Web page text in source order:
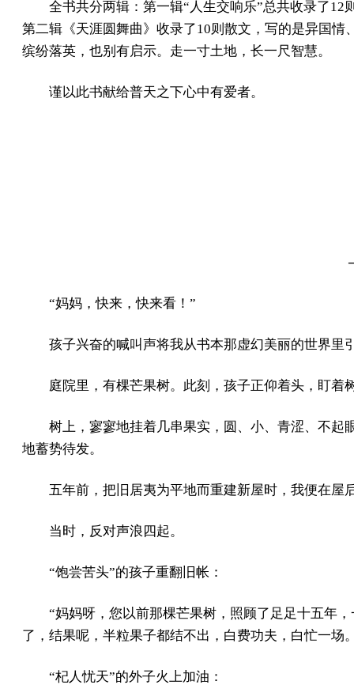
全书共分两辑：第一辑“人生交响乐”总共收录了12
第二辑《天涯圆舞曲》收录了10则散文，写的是异国
缤纷落英，也别有启示。走一寸土地，长一尺智慧。
谨以此书献给普天之下心中有爱者。
──
“妈妈，快来，快来看！”
孩子兴奋的喊叫声将我从书本那虚幻美丽的世界里
庭院里，有棵芒果树。此刻，孩子正仰着头，盯着
树上，寥寥地挂着几串果实，圆、小、青涩、不起
地蓄势待发。
五年前，把旧居夷为平地而重建新屋时，我便在屋
当时，反对声浪四起。
“饱尝苦头”的孩子重翻旧帐：
“妈妈呀，您以前那棵芒果树，照顾了足足十五年
了，结果呢，半粒果子都结不出，白费功夫，白忙一场
“杞人忧天”的外子火上加油：